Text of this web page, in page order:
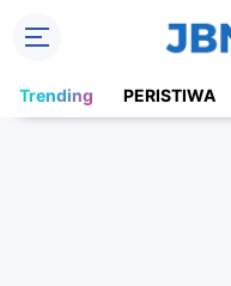
Trending PERISTIWA